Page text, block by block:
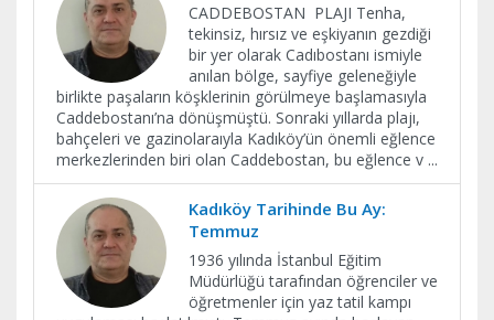
CADDEBOSTAN PLAJI Tenha,
tekinsiz, hırsız ve eşkiyanın gezdiği
bir yer olarak Cadıbostanı ismiyle
anılan bölge, sayfiye geleneğiyle
birlikte paşaların köşklerinin görülmeye başlamasıyla
Caddebostanı’na dönüşmüştü. Sonraki yıllarda plajı,
bahçeleri ve gazinolaraıyla Kadıköy’ün önemli eğlence
merkezlerinden biri olan Caddebostan, bu eğlence v ...
Kadıköy Tarihinde Bu Ay:
Temmuz
1936 yılında İstanbul Eğitim
Müdürlüğü tarafından öğrenciler ve
öğretmenler için yaz tatil kampı